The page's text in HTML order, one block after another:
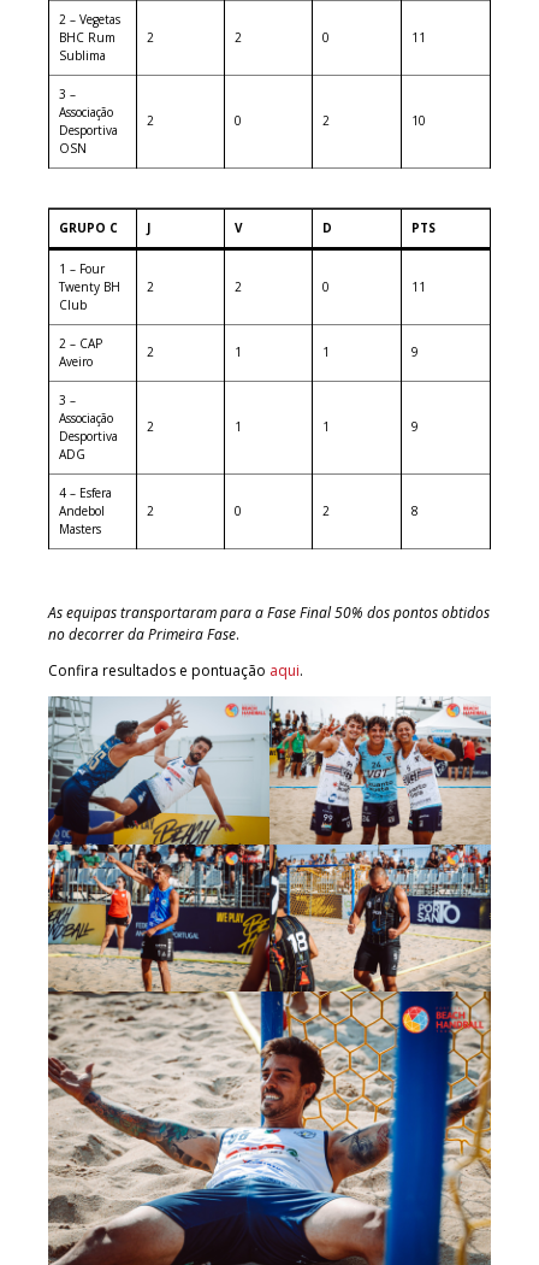
2 – Vegetas
BHC Rum
Sublima
2 2 0 11
3 –
Associação
Desportiva
OSN
2 0 2 10
GRUPO C J V D PTS
1 – Four
Twenty BH
Club
2 2 0 11
2 – CAP
Aveiro
2 1 1 9
3 –
Associação
Desportiva
ADG
2 1 1 9
4 – Esfera
Andebol
Masters
2 0 2 8
As equipas transportaram para a Fase Final 50% dos pontos obtidos
no decorrer da Primeira Fase.
Confira resultados e pontuação aqui.